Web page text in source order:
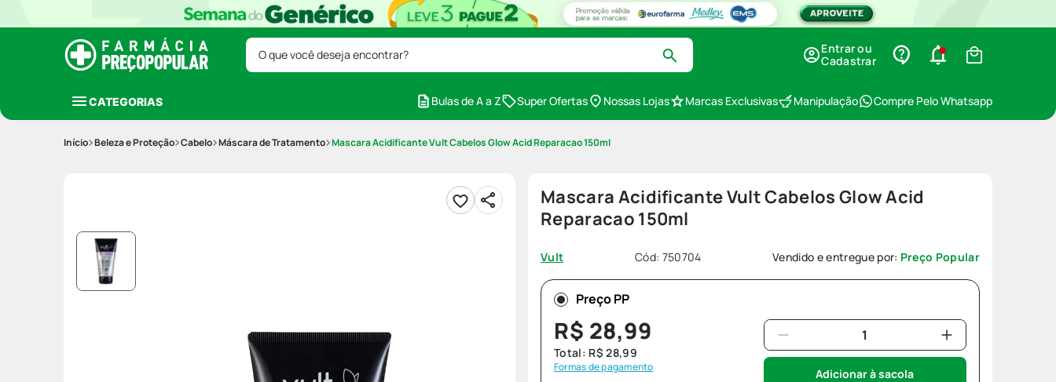
O que você deseja encontrar?
Entrar ou
Cadastrar
CATEGORIAS Bulas de A a Z Super Ofertas Nossas Lojas Marcas Exclusivas Manipulação Compre Pelo Whatsapp
Beleza e Proteção Cabelo Máscara de Tratamento Mascara Acidificante Vult Cabelos Glow Acid Reparacao 150ml
Mascara Acidificante Vult Cabelos Glow Acid
Reparacao 150ml
Vult Cód: 750704 Vendido e entregue por: Preço Popular
Preço PP
R$ 28,99
Total: R$ 28,99
Formas de pagamento Adicionar à sacola